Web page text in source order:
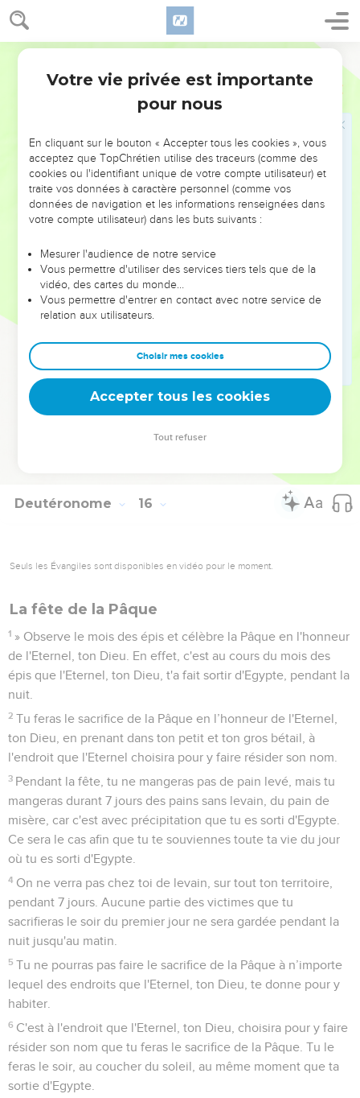
Deutéronome 15
alors tu prendras un poinçon et tu lui perceras l'oreille
contre la porte. Ainsi il sera pour toujours ton esclave. Tu
feras de même pour ta servante.
Tu ne devras pas trouver difficile de le renvoyer libre de
chez toi, car il t'a servi 6 ans et il t’a rapporté le double d’un
salarié. Alors l'Eternel, ton Dieu, te bénira dans tout ce que
Les premiers-nés des animaux
» Tu consacreras à l'Eternel, ton Dieu, tout premier-né
mâle qui naîtra dans ton gros et dans ton petit bétail. Tu ne
tondras pas le premier-né de tes brebis.
Tu le mangeras chaque année avec ta famille devant
l'Eternel, ton Dieu, à l'endroit qu'il choisira.
21
tare quelconque, tu ne l'offriras pas en sacrifice à l'Eternel,
ton Dieu.
Tu le mangeras dans ta ville. La personne impure et la
personne pure en mangeront l'une et l'autre, comme on
Deutéronome 16
Seuls les Évangiles sont disponibles en vidéo pour le moment.
La fête de la Pâque
1 » Observe le mois des épis et célèbre la Pâque en l'honneur
de l'Eternel, ton Dieu. En effet, c'est au cours du mois des
épis que l'Eternel, ton Dieu, t'a fait sortir d'Egypte, pendant la
nuit.
2 Tu feras le sacrifice de la Pâque en l’honneur de l'Eternel,
ton Dieu, en prenant dans ton petit et ton gros bétail, à
l'endroit que l'Eternel choisira pour y faire résider son nom.
3 Pendant la fête, tu ne mangeras pas de pain levé, mais tu
mangeras durant 7 jours des pains sans levain, du pain de
misère, car c'est avec précipitation que tu es sorti d'Egypte.
Ce sera le cas afin que tu te souviennes toute ta vie du jour
où tu es sorti d'Egypte.
4 On ne verra pas chez toi de levain, sur tout ton territoire,
pendant 7 jours. Aucune partie des victimes que tu
sacrifieras le soir du premier jour ne sera gardée pendant la
nuit jusqu'au matin.
5 Tu ne pourras pas faire le sacrifice de la Pâque à n’importe
lequel des endroits que l'Eternel, ton Dieu, te donne pour y
habiter.
6 C'est à l'endroit que l'Eternel, ton Dieu, choisira pour y faire
résider son nom que tu feras le sacrifice de la Pâque. Tu le
feras le soir, au coucher du soleil, au même moment que ta
sortie d'Egypte.
Votre vie privée est importante
pour nous
En cliquant sur le bouton « Accepter tous les cookies », vous
acceptez que TopChrétien utilise des traceurs (comme des
cookies ou l'identifiant unique de votre compte utilisateur) et
traite vos données à caractère personnel (comme vos
données de navigation et les informations renseignées dans
votre compte utilisateur) dans les buts suivants :
Mesurer l'audience de notre service
Vous permettre d'utiliser des services tiers tels que de la
vidéo, des cartes du monde…
Vous permettre d'entrer en contact avec notre service de
relation aux utilisateurs.
Choisir mes cookies
Accepter tous les cookies
Tout refuser